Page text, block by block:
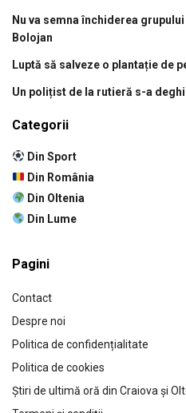
Nu va semna închiderea
Bolojan
Luptă să salveze o plantație de
Un polițist de la rutieră s-a
Categorii
Din Sport
Din România
Din Oltenia
Din Lume
Pagini
Contact
Despre noi
Politica de confidențialitate
Politica de cookies
Știri de ultimă oră din Craiova și